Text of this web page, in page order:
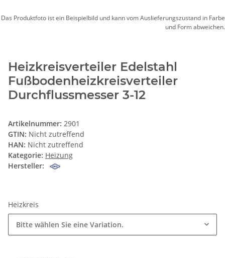
Das Produktfoto ist ein Beispielbild und kann vom Auslieferungszustand in Farbe
und Form abweichen.
Heizkreisverteiler Edelstahl
Fußbodenheizkreisverteiler
Durchflussmesser 3-12
Artikelnummer: 2901
GTIN: Nicht zutreffend
HAN: Nicht zutreffend
Kategorie: Heizung
Hersteller:
Heizkreis
Bitte wählen Sie eine Variation.